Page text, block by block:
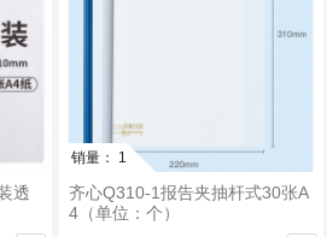
透
销量： 1
齐心Q310-1报告夹抽杆式30张A
4（单位：个）